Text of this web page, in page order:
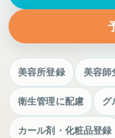
美容所登録 美容師
衛生管理に配慮 グ
カール剤・化粧品登録